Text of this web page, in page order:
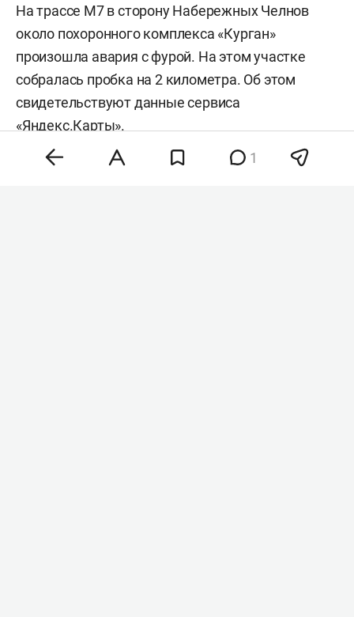
На трассе М7 в сторону Набережных Челнов
около похоронного комплекса «Курган»
произошла авария с фурой. На этом участке
собралась пробка на 2 километра. Об этом
свидетельствуют данные сервиса
«Яндекс.Карты».
1